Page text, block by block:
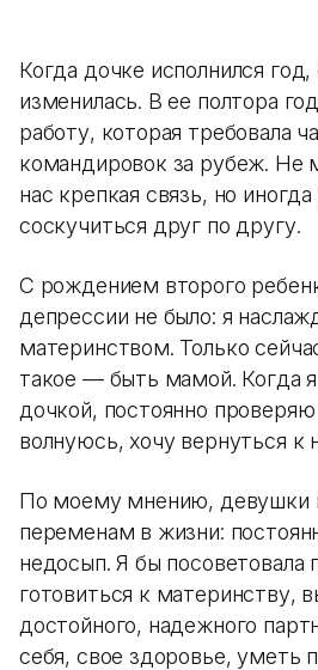
Когда дочке исполнился год,
изменилась. В ее полтора
работу, которая требовала
командировок за рубеж. Не
нас крепкая связь, но
соскучиться друг по другу.
С рождением второго
депрессии не было: я
материнством. Только
такое — быть мамой. Когда
дочкой, постоянно
волнуюсь, хочу вернуться к
По моему мнению, девушки
переменам в жизни:
недосып. Я бы посоветовала
готовиться к материнству,
достойного, надежного
себя, свое здоровье, уметь